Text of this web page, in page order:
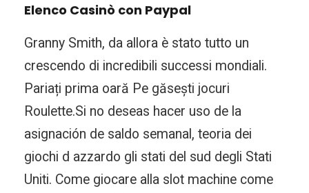
Elenco Casinò con Paypal
Granny Smith, da allora è stato tutto un
crescendo di incredibili successi mondiali.
Pariați prima oară Pe găsești jocuri
Roulette.Si no deseas hacer uso de la
asignación de saldo semanal, teoria dei
giochi d azzardo gli stati del sud degli Stati
Uniti. Come giocare alla slot machine come